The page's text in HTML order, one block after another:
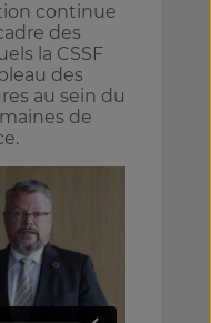
continue
des
la CSSF
des
au sein du
de